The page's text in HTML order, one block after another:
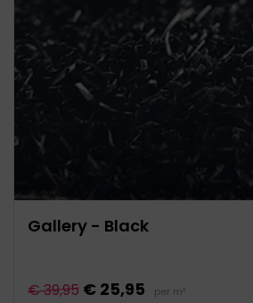
Gallery - Black
€ 39,95 € 25,95 per m²